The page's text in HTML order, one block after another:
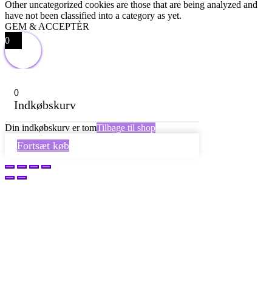
Other uncategorized cookies are those that are being analyzed and
have not been classified into a category as yet.
GEM & ACCEPTÈR
0
0
Indkøbskurv
Din indkøbskurv er tomTilbage til shop
Fortsæt køb